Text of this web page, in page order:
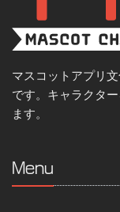
マスコットアプリ
です。キャラクタ
ます。
Menu